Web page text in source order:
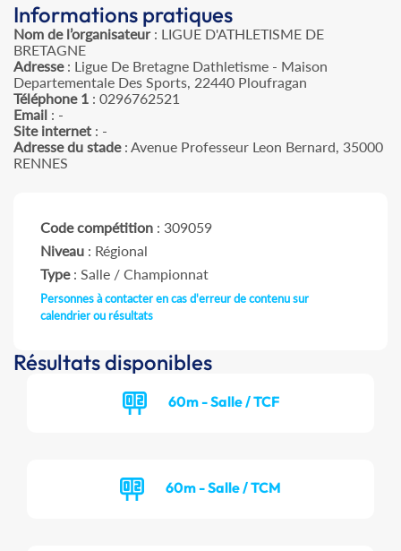
Informations pratiques
Nom de l’organisateur: LIGUE D'ATHLETISME DE
BRETAGNE
Adresse: Ligue De Bretagne Dathletisme - Maison
Departementale Des Sports, 22440 Ploufragan
Téléphone 1 : 0296762521
Email : -
Site internet : -
Adresse du stade: Avenue Professeur Leon Bernard, 35000
RENNES
Code compétition : 309059
Niveau : Régional
Type: Salle / Championnat
Personnes à contacter en cas d'erreur de contenu sur
calendrier ou résultats
Résultats disponibles
60m - Salle / TCF
60m - Salle / TCM